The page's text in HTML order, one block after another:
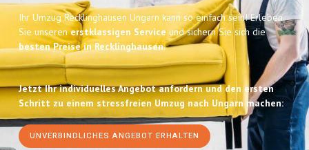
Ihr Umzug Recklinghausen Ungarn kann so einfach sein! Erleben
Sie unserenerstklassigen Service und sichern Sie sich die
besten Preise in Recklinghausen.
Jetzt Ihr individuelles Angebot anfordern und den ersten
Schritt zu einem stressfreien Umzug nach Ungarn machen:
UNVERBINDLICHES ANGEBOT ERHALTEN